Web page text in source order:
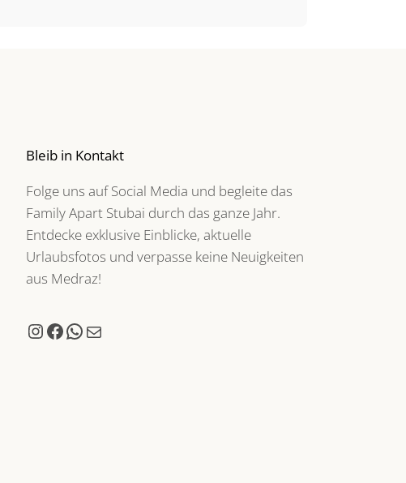
Bleib in Kontakt
Folge uns auf Social Media und begleite das
Family Apart Stubai durch das ganze Jahr.
Entdecke exklusive Einblicke, aktuelle
Urlaubsfotos und verpasse keine Neuigkeiten
aus Medraz!